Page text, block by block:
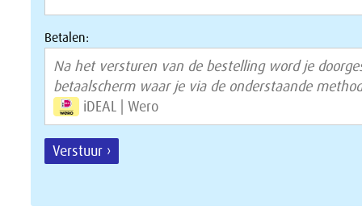
Betalen:
Na het versturen van de bestelling word je
betaalscherm waar je via de onderstaande
iDEAL | Wero
Verstuur ›